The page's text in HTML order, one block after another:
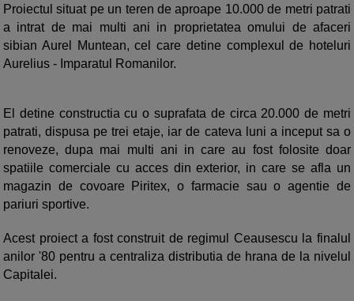
Proiectul situat pe un teren de aproape 10.000 de metri patrati
a intrat de mai multi ani in proprietatea omului de afaceri
sibian Aurel Muntean, cel care detine complexul de hoteluri
Aurelius - Imparatul Romanilor.
El detine constructia cu o suprafata de circa 20.000 de metri
patrati, dispusa pe trei etaje, iar de cateva luni a inceput sa o
renoveze, dupa mai multi ani in care au fost folosite doar
spatiile comerciale cu acces din exterior, in care se afla un
magazin de covoare Piritex, o farmacie sau o agentie de
pariuri sportive.
Acest proiect a fost construit de regimul Ceausescu la finalul
anilor '80 pentru a centraliza distributia de hrana de la nivelul
Capitalei.